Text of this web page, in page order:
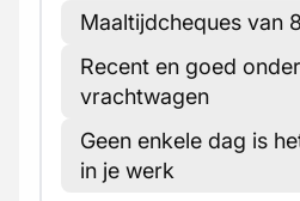
Maaltijdcheques van
Recent en goed
vrachtwagen
Geen enkele dag is
in je werk